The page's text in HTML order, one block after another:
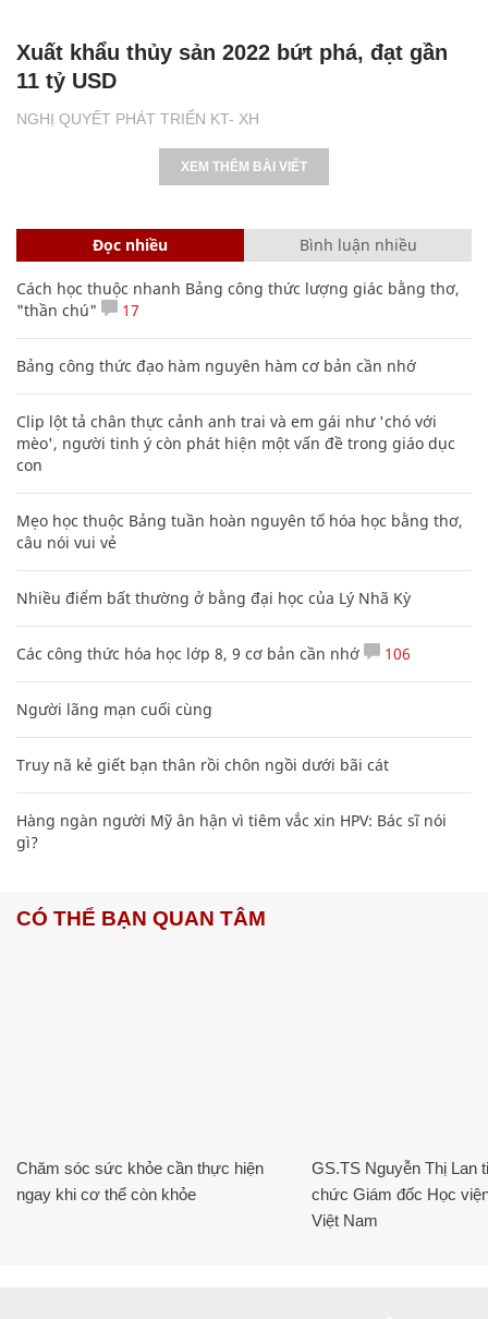
NGHỊ QUYẾT PHÁT TRIỂN KT- XH
Xuất khẩu thủy sản 2022 bứt phá, đạt gần
11 tỷ USD
XEM THÊM BÀI VIẾT
Đọc nhiều Bình luận nhiều
Cách học thuộc nhanh Bảng công thức lượng giác bằng thơ,
"thần chú"
17
Bảng công thức đạo hàm nguyên hàm cơ bản cần nhớ
Clip lột tả chân thực cảnh anh trai và em gái như 'chó với
mèo', người tinh ý còn phát hiện một vấn đề trong giáo dục
con
Mẹo học thuộc Bảng tuần hoàn nguyên tố hóa học bằng thơ,
câu nói vui vẻ
Nhiều điểm bất thường ở bằng đại học của Lý Nhã Kỳ
Các công thức hóa học lớp 8, 9 cơ bản cần nhớ 106
Người lãng mạn cuối cùng
Truy nã kẻ giết bạn thân rồi chôn ngồi dưới bãi cát
Hàng ngàn người Mỹ ân hận vì tiêm vắc xin HPV: Bác sĩ nói
gì?
CÓ THỂ BẠN QUAN TÂM
Chăm sóc sức khỏe cần thực hiện
ngay khi cơ thể còn khỏe
GS.TS Nguyễn Thị Lan
chức Giám đốc Học
Việt Nam